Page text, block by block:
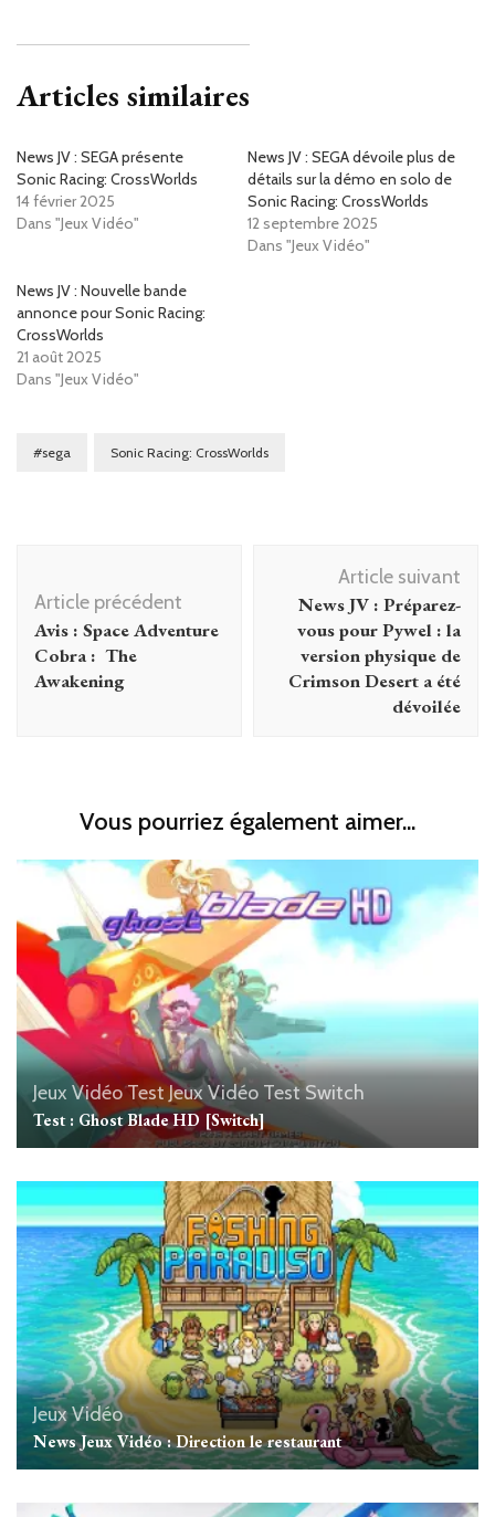
Articles similaires
News JV : SEGA présente
Sonic Racing: CrossWorlds
14 février 2025
Dans "Jeux Vidéo"
News JV : SEGA dévoile plus de
détails sur la démo en solo de
Sonic Racing: CrossWorlds
12 septembre 2025
Dans "Jeux Vidéo"
News JV : Nouvelle bande
annonce pour Sonic Racing:
CrossWorlds
21 août 2025
Dans "Jeux Vidéo"
#sega Sonic Racing: CrossWorlds
d'article
Article précédent
Avis : Space Adventure
Cobra : The
Awakening
Article suivant
News JV : Préparez-
vous pour Pywel : la
version physique de
Crimson Desert a été
dévoilée
Vous pourriez également aimer...
Jeux VidéoTest Jeux Vidéo Test Switch
Test : Ghost Blade HD [Switch]
Jeux Vidéo
News Jeux Vidéo : Direction le restaurant